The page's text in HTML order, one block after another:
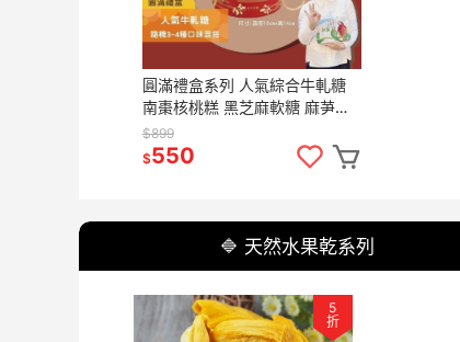
圓滿禮盒系列 人氣綜合牛軋糖
南棗核桃糕 黑芝麻軟糖 麻芛牛
軋糖過年必備 過年禮盒 春節禮
盒 送禮專用 伴手禮【甜園】
$899
$550
🔷 天然水果乾系列
5
折